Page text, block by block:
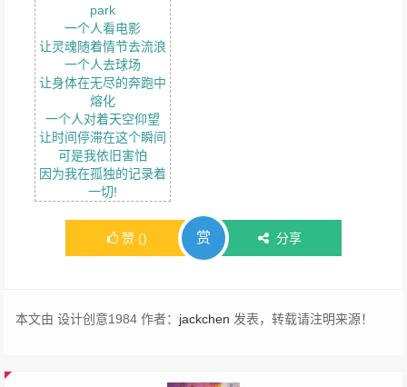
park
一个人看电影
让灵魂随着情节去流浪
一个人去球场
让身体在无尽的奔跑中
熔化
一个人对着天空仰望
让时间停滞在这个瞬间
可是我依旧害怕
因为我在孤独的记录着
一切!
赞 () 赏 分享
本文由 设计创意1984 作者： jackchen 发表，转载请注明来源！